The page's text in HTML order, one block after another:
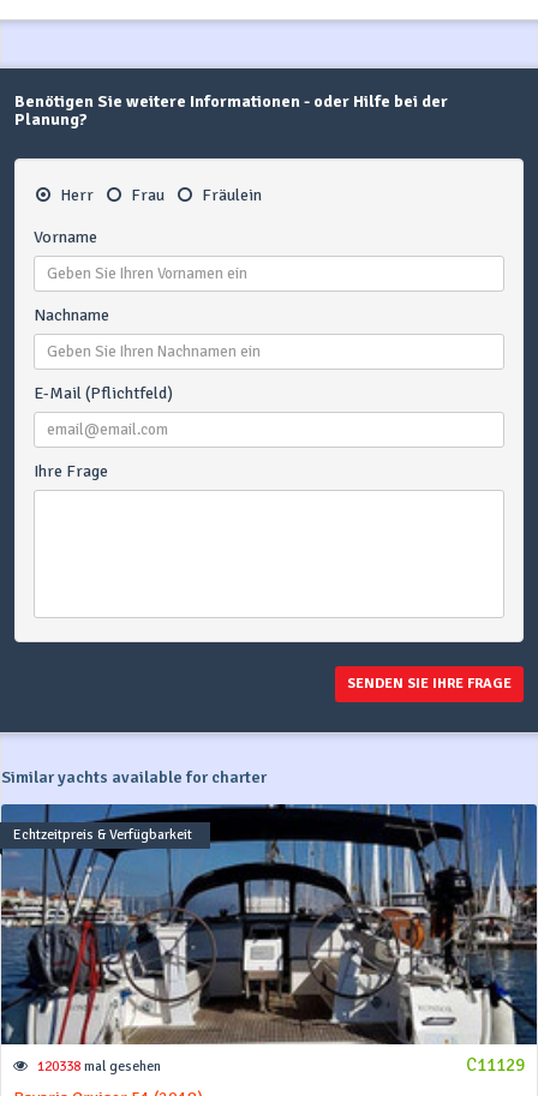
Benötigen Sie weitere Informationen - oder Hilfe bei der
Planung?
Herr Frau Fräulein
Vorname
Nachname
E-Mail (Pflichtfeld)
Ihre Frage
SENDEN SIE IHRE FRAGE
Similar yachts available for charter
Echtzeitpreis & Verfügbarkeit
C11129
120338 mal gesehen